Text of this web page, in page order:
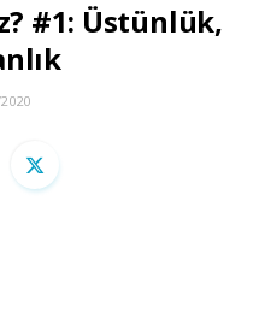
#1: Üstünlük,